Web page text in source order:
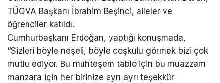
TÜGVA Başkanı İbrahim Beşinci, aileler ve
öğrenciler katıldı.
Cumhurbaşkanı Erdoğan, yaptığı konuşmada,
“Sizleri böyle neşeli, böyle coşkulu görmek bizi çok
mutlu ediyor. Bu muhteşem tablo için bu muazzam
manzara için her birinize ayrı ayrı teşekkür